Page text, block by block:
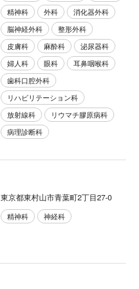
精神科
外科
消化器外科
脳神経外科
整形外科
皮膚科
麻酔科
泌尿器科
婦人科
眼科
耳鼻咽喉科
歯科口腔外科
リハビリテーション科
放射線科
リウマチ膠原病科
病理診断科
東京都東村山市青葉町2丁目27-0
精神科 神経科